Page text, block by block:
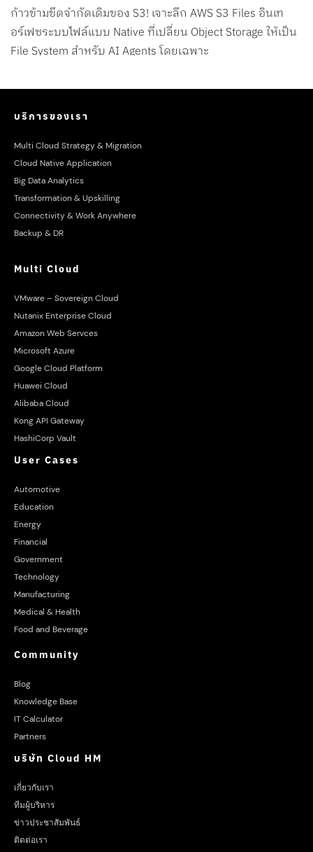
ก้าวข้ามขีดจำกัดเดิมของ S3! เจาะลึก AWS S3 Files อินเท
อร์เฟซระบบไฟล์แบบ Native ที่เปลี่ยน Object Storage ให้เป็น
File System สำหรับ AI Agents โดยเฉพาะ
บริการของเรา
Multi Cloud Strategy & Migration
Cloud Native Application
Big Data Analytics
Transformation & Upskilling
Connectivity & Work Anywhere
Backup & DR
Multi Cloud
VMware – Sovereign Cloud
Nutanix Enterprise Cloud
Amazon Web Servces
Microsoft Azure
Google Cloud Platform
Huawei Cloud
Alibaba Cloud
Kong API Gateway
HashiCorp Vault
User Cases
Automotive
Education
Energy
Financial
Government
Technology
Manufacturing
Medical & Health
Food and Beverage
Community
Blog
Knowledge Base
IT Calculator
Partners
บริษัท Cloud HM
เกี่ยวกับเรา
ทีมผู้บริหาร
ข่าวประชาสัมพันธ์
ติดต่อเรา